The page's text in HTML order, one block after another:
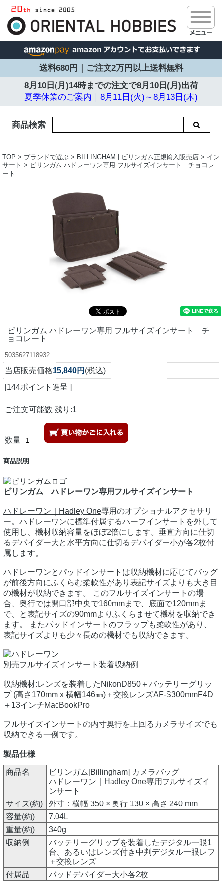
送料680円｜ご注文2万円以上送料無料
8月10日(月)14時までの注文で8月10日(月)出荷
夏季休業のご案内｜8月11日(火)～8月13日(木)
商品検索
TOP > ブランドで選ぶ > BILLINGHAM | ビリンガム正規輸入販売店 > イン
サート > ビリンガム ハドレーワン専用 フルサイズインサート チョコレ
ート
ビリンガム ハドレーワン専用 フルサイズインサート チ
ョコレート
5035627118932
当店販売価格15,840円 (税込)
[144ポイント進呈 ]
ご注文可能数 残り:1
数量
商品説明
ビリンガム ハドレーワン専用フルサイズインサート
ハドレーワン｜Hadley One専用のオプショナルアクセサリ
ー。ハドレーワンに標準付属するハーフインサートを外して
使用し、機材収納容量をほぼ2倍にします。垂直方向に仕切
るデバイダー大と水平方向に仕切るデバイダー小が各2枚付
属します。
ハドレーワンとパッドインサートは収納機材に応じてバッグ
が前後方向にふくらむ柔軟性があり表記サイズよりも大き目
の機材が収納できます。 このフルサイズインサートの場
合、奥行では開口部中央で160mmまで、底面で120mmま
で、と表記サイズの90mmよりふくらませて機材を収納でき
ます。 またパッドインサートのフラップも柔軟性があり、
表記サイズよりも少々長めの機材でも収納できます。
別売フルサイズインサート 装着収納例
収納機材:レンズを装着したNikonD850＋バッテリーグリッ
プ (高さ170mm x 横幅146㎜)＋交換レンズAF-S300mmF4D
＋13インチMacBookPro
フルサイズインサートの内寸奥行を上回るカメラサイズでも
収納できる一例です。
製品仕様
商品名
ビリンガム[Billingham] カメラバッグ
ハドレーワン｜Hadley One専用フルサイズイ
ンサート
サイズ(約)
外寸：横幅 350 × 奥行 130 × 高さ 240 mm
容量(約)
7.04L
重量(約)
340g
収納例
バッテリーグリップを装着したデジタル一眼1
台、あるいはレンズ付き中判デジタル一眼レフ
＋交換レンズ
付属品
パッドデバイダー大小各2枚